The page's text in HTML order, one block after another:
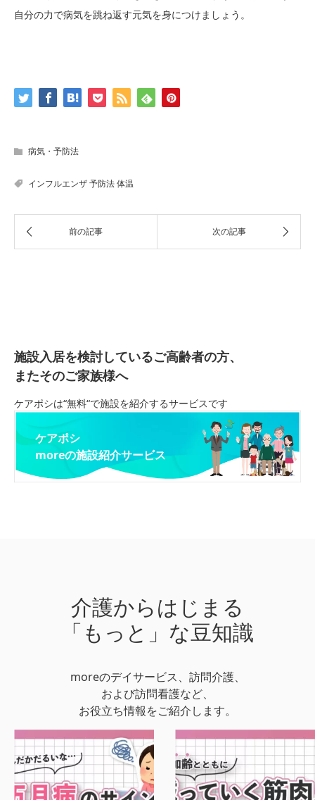
自分の力で病気を跳ね返す元気を身につけましょう。
病気・予防法
インフルエンザ予防法体温
施設入居を検討しているご高齢者の方、
またそのご家族様へ
ケアポシは“無料“で施設を紹介するサービスです
ケアポシ
moreの施設紹介サービス
介護からはじまる
「もっと」な豆知識
moreのデイサービス、訪問介護、
および訪問看護など、
お役立ち情報をご紹介します。